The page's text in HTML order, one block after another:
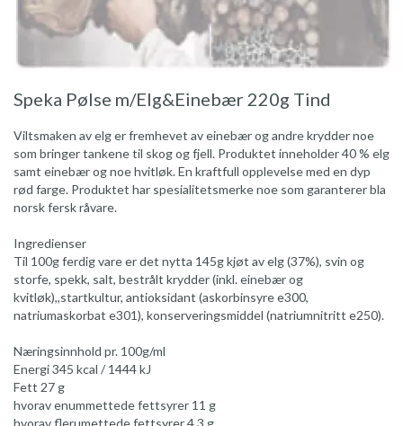
Speka Pølse m/Elg&Einebær 220g Tind
Viltsmaken av elg er fremhevet av einebær og andre krydder noe
som bringer tankene til skog og fjell. Produktet inneholder 40 % elg
samt einebær og noe hvitløk. En kraftfull opplevelse med en dyp
rød farge. Produktet har spesialitetsmerke noe som garanterer bla
norsk fersk råvare.
Ingredienser
Til 100g ferdig vare er det nytta 145g kjøt av elg (37%), svin og
storfe, spekk, salt, bestrålt krydder (inkl. einebær og
kvitløk),,startkultur, antioksidant (askorbinsyre e300,
natriumaskorbat e301), konserveringsmiddel (natriumnitritt e250).
Næringsinnhold pr. 100g/ml
Energi 345 kcal / 1444 kJ
Fett 27 g
hvorav enummettede fettsyrer 11 g
hvorav flerumettede fettsyrer 4.3 g